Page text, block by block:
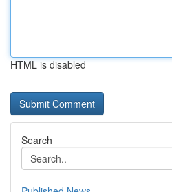
HTML is disabled
Search